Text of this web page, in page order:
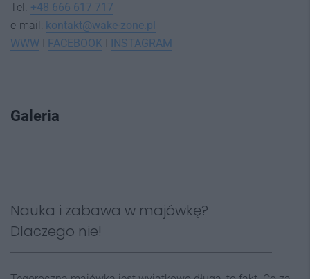
Tel. +48 666 617 717
e-mail: kontakt@wake-zone.pl
WWW
FACEBOOK INSTAGRAM
Galeria
Nauka i zabawa w majówkę?
Dlaczego nie!